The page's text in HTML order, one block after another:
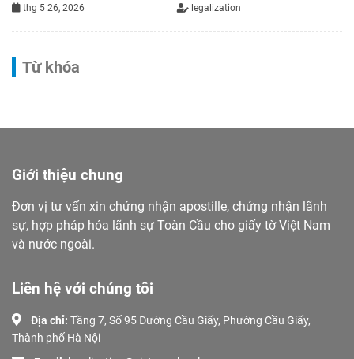
thg 5 26, 2026 legalization
Từ khóa
Giới thiệu chung
Đơn vị tư vấn xin chứng nhận apostille, chứng nhận lãnh
sự, hợp pháp hóa lãnh sự Toàn Cầu cho giấy tờ Việt Nam
và nước ngoài.
Liên hệ với chúng tôi
Địa chỉ: Tầng 7, Số 95 Đường Cầu Giấy, Phường Cầu Giấy,
Thành phố Hà Nội